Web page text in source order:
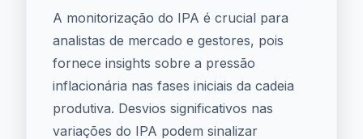
A monitorização do IPA é crucial para
analistas de mercado e gestores, pois
fornece insights sobre a pressão
inflacionária nas fases iniciais da cadeia
produtiva. Desvios significativos nas
variações do IPA podem sinalizar